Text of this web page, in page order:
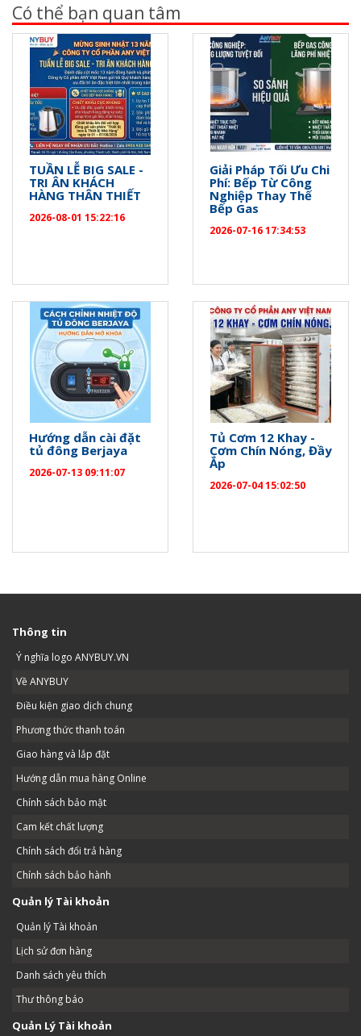
Có thể bạn quan tâm
TUẦN LỄ BIG SALE -
TRI ÂN KHÁCH
HÀNG THÂN THIẾT
2026-08-01 15:22:16
Giải Pháp Tối Ưu Chi
Phí: Bếp Từ Công
Nghiệp Thay Thế
Bếp Gas
2026-07-16 17:34:53
Hướng dẫn cài đặt
tủ đông Berjaya
2026-07-13 09:11:07
Tủ Cơm 12 Khay -
Cơm Chín Nóng, Đầy
Ắp
2026-07-04 15:02:50
Thông tin
Ý nghĩa logo ANYBUY.VN
Về ANYBUY
Điều kiện giao dịch chung
Phương thức thanh toán
Giao hàng và lắp đặt
Hướng dẫn mua hàng Online
Chính sách bảo mật
Cam kết chất lượng
Chính sách đổi trả hàng
Chính sách bảo hành
Quản lý Tài khoản
Quản lý Tài khoản
Lịch sử đơn hàng
Danh sách yêu thích
Thư thông báo
Quản Lý Tài khoản